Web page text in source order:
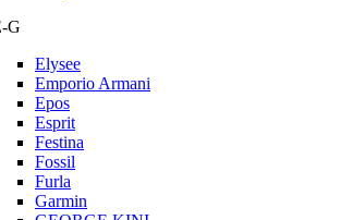
G
Elysee
Emporio Armani
Epos
Esprit
Festina
Fossil
Furla
Garmin